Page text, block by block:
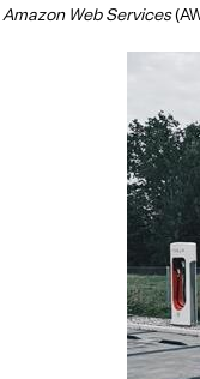
Amazon Web Services